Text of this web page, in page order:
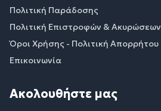
Πολιτική Παράδοσης
Πολιτική Επιστροφών & Ακυρώσεων
Όροι Χρήσης - Πολιτική Απορρήτου
Επικοινωνία
Ακολουθήστε μας